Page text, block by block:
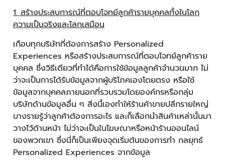
1. สร้างประสบการณ์ที่ตอบโจทย์ลูกค้ารายบุคคลทั้งในโลก
ความเป็นจริงและโลกเสมือน
เกือบทุกบริษัทที่ต้องการสร้าง Personalized
Experiences หรือสร้างประสบการณ์ที่ตอบโจทย์ลูกค้าราย
บุคคล ซึ่งวิธีเดียวที่ทำได้คือการใช้ข้อมูลลูกค้าจำนวนมาก ไม่
ว่าจะเป็นการได้รับข้อมูลจากผู้บริโภคเองโดยตรง หรือใช้
ข้อมูลจากบุคคลภายนอกที่รวบรวมโดยองค์กรหรือกลุ่ม
บริษัทด้านข้อมูลอื่น ๆ สิ่งนี้เองทำให้ร้านค้าขายปลีกรายใหญ่
บางรายรู้ว่าลูกค้าต้องการอะไร และก็เลือกนำสินค้าเหล่านั้นมา
วางไว้ด้านหน้า ไม่ว่าจะเป็นในโฆษณาหรือหน้าร้านออนไลน์
ของพวกเขา ซึ่งนี่ก็เป็นเพียงจุดเริ่มต้นของการทำ กลยุทธ์
Personalized Experiences จากข้อมูล